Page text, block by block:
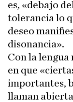
es, «debajo
tolerancia lo
deseo
disonancia».
Con la lengua
en que
importantes,
llaman